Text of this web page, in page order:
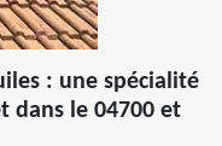
: une spécialité
dans le 04700 et